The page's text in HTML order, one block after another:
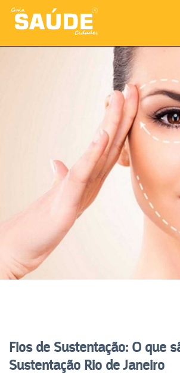
Fios de Sustentação: O que
Sustentação Rio de Janeiro